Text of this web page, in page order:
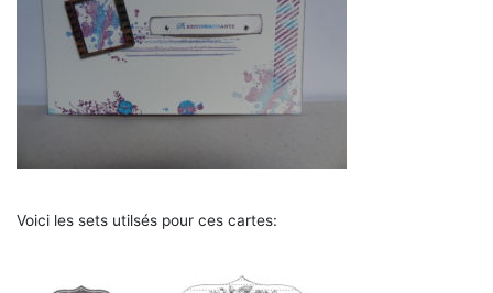
Voici les sets utilsés pour ces cartes: